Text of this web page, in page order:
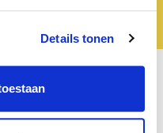
Details tonen